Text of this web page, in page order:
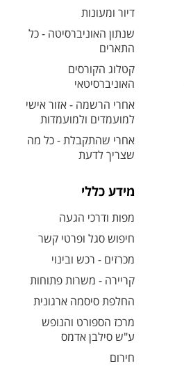
דיור ומעונות
שנתון האוניברסיטה - כל
התארים
קטלוג הקורסים
האוניברסיטאי
אחרי הרשמה - אזור אישי
למועמדים ולמועמדות
אחרי שהתקבלת - כל מה
שצריך לדעת
מידע כללי
מפות ודרכי הגעה
חיפוש סגל ופרטי קשר
מכרזים - רכש ובינוי
קריירה - משרות פתוחות
החלפת סיסמה ארגונית
מרכז הספורט והנופש
ע"ש סילבן אדמס
חירום